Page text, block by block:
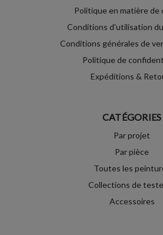
Politique en matière de
Conditions d'utilisation
Conditions générales de
Politique de
Expéditions &
CATÉGORIES
Par projet
Par pièce
Toutes les
Collections de
Accessoires